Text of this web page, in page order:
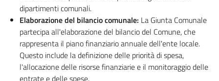
dipartimenti comunali.
Elaborazione del bilancio comunale: La Giunta Comunale
partecipa all'elaborazione del bilancio del Comune, che
rappresenta il piano finanziario annuale dell'ente locale.
Questo include la definizione delle priorità di spesa,
l'allocazione delle risorse finanziarie e il monitoraggio delle
entrate e delle spese.